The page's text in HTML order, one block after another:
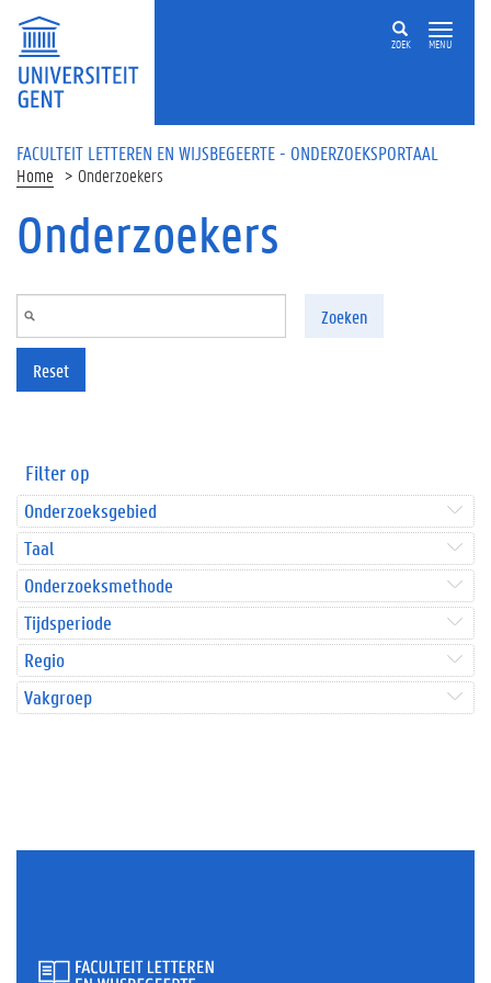
Overslaan en naar de inhoud gaan
ZOEK MENU
FACULTEIT LETTEREN EN WIJSBEGEERTE - ONDERZOEKSPORTAAL
Home Onderzoekers
Onderzoekers
Zoeken
Reset
Filter op
Onderzoeksgebied
Taal
Onderzoeksmethode
Tijdsperiode
Regio
Vakgroep